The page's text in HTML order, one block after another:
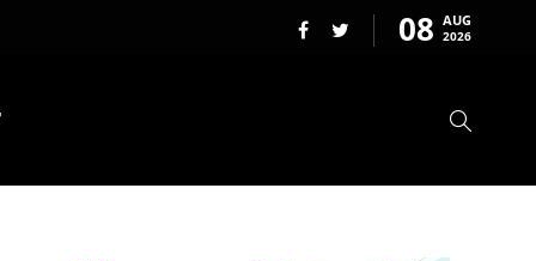
08 AUG
2026